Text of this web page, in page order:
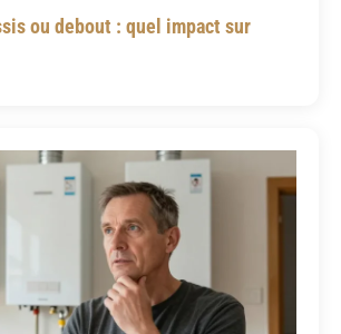
ou debout : quel impact sur